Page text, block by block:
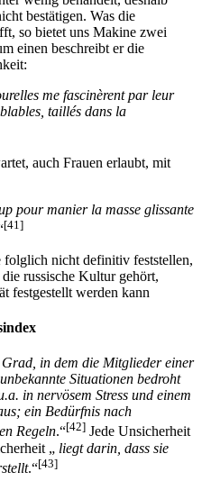
bestätigen. Was die
so bietet uns Makine zwei
einen beschreibt er die
me fascinèrent par leur
taillés dans la
auch Frauen erlaubt, mit
pour manier la masse glissante
[41]
nicht definitiv feststellen,
russische Kultur gehört,
festgestellt werden kann
Grad, in dem die Mitglieder einer
Situationen bedroht
in nervösem Stress und einem
ein Bedürfnis nach
Regeln.“[42] Jede Unsicherheit
„ liegt darin, dass sie
.“[43]